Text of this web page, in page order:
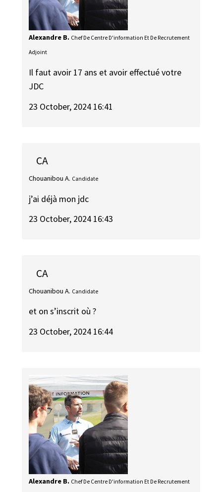
Alexandre B. Chef De Centre D'information Et De Recrutement
Adjoint
Il faut avoir 17 ans et avoir effectué votre
JDC
23 October, 2024 16:41
CA
Chouanibou A. Candidate
j’ai déjà mon jdc
23 October, 2024 16:43
CA
Chouanibou A. Candidate
et on s’inscrit où ?
23 October, 2024 16:44
Alexandre B. Chef De Centre D'information Et De Recrutement